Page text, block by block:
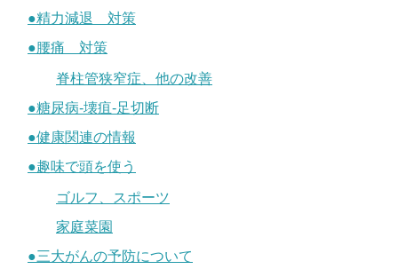
●精力減退 対策
●腰痛 対策
脊柱管狭窄症、他の改善
●糖尿病-壊疽-足切断
●健康関連の情報
●趣味で頭を使う
ゴルフ、スポーツ
家庭菜園
●三大がんの予防について